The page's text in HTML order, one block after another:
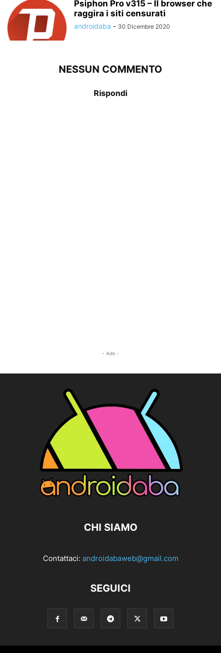
Psiphon Pro v315 – Il browser che
raggira i siti censurati
androidaba - 30 Dicembre 2020
NESSUN COMMENTO
Rispondi
- Ads -
CHI SIAMO
Contattaci: androidabaweb@gmail.com
SEGUICI